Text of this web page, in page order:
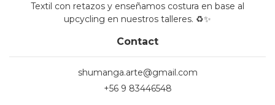
Textil con retazos y enseñamos costura en base al
upcycling en nuestros talleres. ♻️✨
Contact
shumanga.arte@gmail.com
+56 9 83446548